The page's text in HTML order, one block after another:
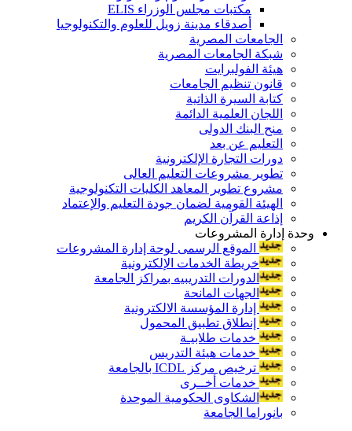
مكتبات مجلس الوزراء ELIS
أصدقاء مدينة زويل للعلوم والتكنولوجيا
الجامعات المصرية
شبكة الجامعات المصرية
هيئة الفولبرايت
قانون تنظيم الجامعات
كتابة السيرة الذاتية
اللجان العلمية الدائمة
منح البنك الدولى
التعليم عن بعد
دورات التجارة الإلكترونية
تطوير مشروعات التعليم العالى
مشروع تطوير المعاهد الكليات التكنولوجية
الهيئة القومية لضمان جودة التعليم والإعتماد
إذاعة القرآن الكريم
وحدة إدارة المشروعات
الموقع الرسمى لوحة إدارة المشروعات
خريطة الخدمات الإلكترونية
الدورات التدريبيه بمراكز الجامعة
الجهات المانحة
إدارة المؤسسة الالكترونية
إنطلاق تطبيق المحمول
خدمات طلابيـة
خدمات هيئة التدريس
ترخيص مركز ICDL بالجامعة
خدمات أخــرى
الشكاوى الحكومية الموحدة
بانوراما الجامعة